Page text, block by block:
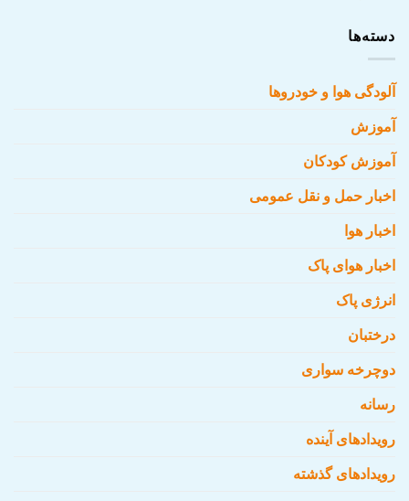
دسته‌ها
آلودگی هوا و خودروها
آموزش
آموزش کودکان
اخبار حمل و نقل عمومی
اخبار هوا
اخبار هوای پاک
انرژی پاک
درختبان
دوچرخه سواری
رسانه
رویدادهای آینده
رویدادهای گذشته